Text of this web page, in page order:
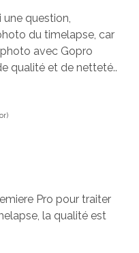
une question,
du timelapse, car
photo avec Gopro
qualité et de netteté..
Pro pour traiter
la qualité est